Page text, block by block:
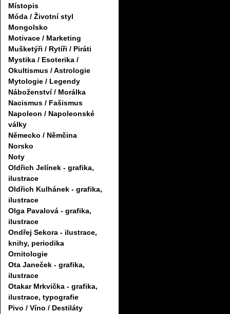
Místopis
Móda / Životní styl
Mongolsko
Motivace / Marketing
Mušketýři / Rytíři / Piráti
Mystika / Esoterika /
Okultismus / Astrologie
Mytologie / Legendy
Náboženství / Morálka
Nacismus / Fašismus
Napoleon / Napoleonské
války
Německo / Němčina
Norsko
Noty
Oldřich Jelínek - grafika,
ilustrace
Oldřich Kulhánek - grafika,
ilustrace
Olga Pavalová - grafika,
ilustrace
Ondřej Sekora - ilustrace,
knihy, periodika
Ornitologie
Ota Janeček - grafika,
ilustrace
Otakar Mrkvička - grafika,
ilustrace, typografie
Pivo / Víno / Destiláty